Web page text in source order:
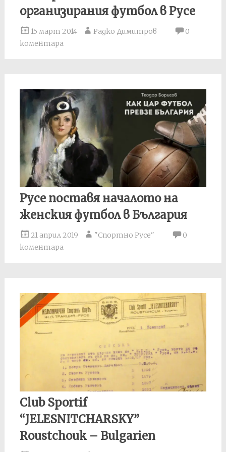
организирания футбол в Русе
15 март 2014 Радко Димитров
0
коментара
Русе поставя началото на
женския футбол в България
21 април 2019 "Спортно Русе"
0
коментара
Club Sportif
“JELESNITCHARSKY”
Roustchouk – Bulgarien